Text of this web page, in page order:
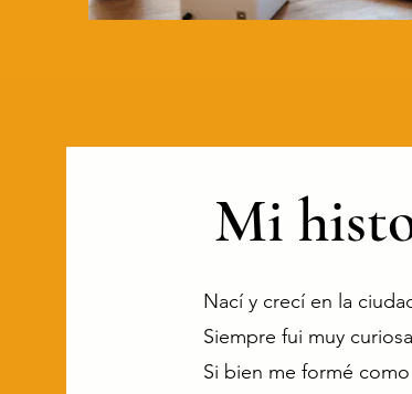
Mi
Nací y crecí en la
Siempre fui muy
Si bien me formé